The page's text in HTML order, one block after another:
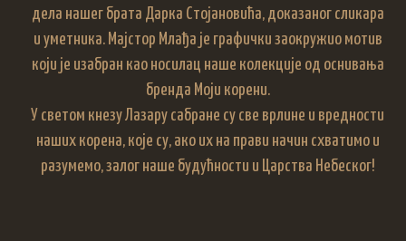
дела нашег брата Дарка Стојановића, доказаног сликара
и уметника. Мајстор Млађа је графички заокружио мотив
који је изабран као носилац наше колекције од оснивања
бренда Моји корени.
У светом кнезу Лазару сабране су све врлине и вредности
наших корена, које су, ако их на прави начин схватимо и
разумемо, залог наше будућности и Царства Небеског!